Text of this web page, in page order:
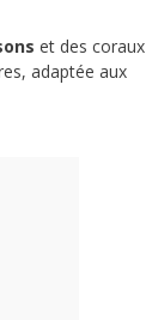
et des coraux
adaptée aux